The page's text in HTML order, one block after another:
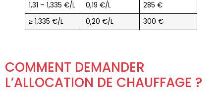
1,31 – 1,335 €/L
0,19 €/L
285 €
≥ 1,335 €/L
0,20 €/L 300 €
COMMENT DEMANDER
L’ALLOCATION DE CHAUFFAGE ?